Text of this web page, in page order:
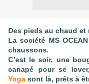
Des pieds au chaud
La société MS
chaussons.
C’est le soir, une
canapé pour se
Yoga sont là, prêts à